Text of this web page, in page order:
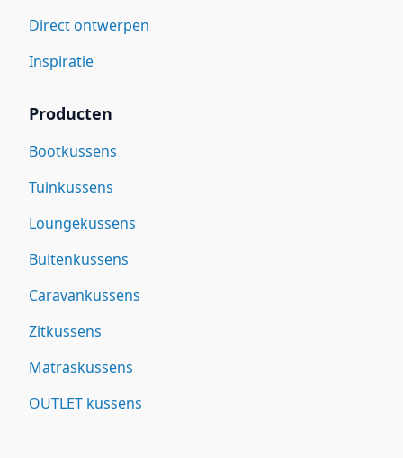
Direct ontwerpen
Inspiratie
Producten
Bootkussens
Tuinkussens
Loungekussens
Buitenkussens
Caravankussens
Zitkussens
Matraskussens
OUTLET kussens